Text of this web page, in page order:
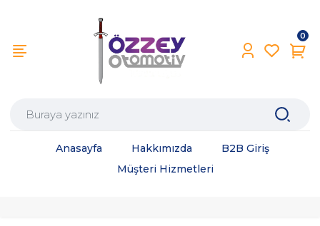
0
Anasayfa Hakkımızda
B2B Giriş
Müşteri Hizmetleri